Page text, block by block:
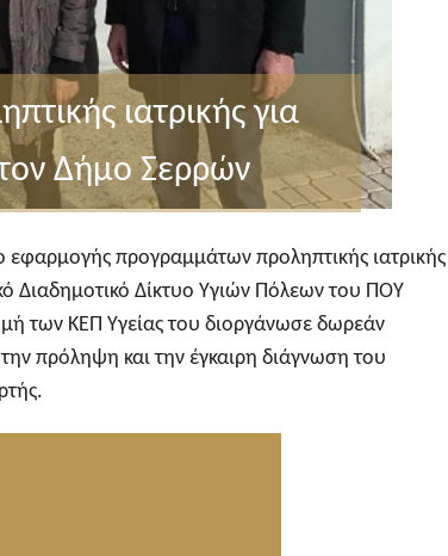
ιατρικής για
Δήμο Σερρών
εφαρμογής προγραμμάτων προληπτικής ιατρικής
Διαδημοτικό Δίκτυο Υγιών Πόλεων του ΠΟΥ
των ΚΕΠ Υγείας του διοργάνωσε δωρεάν
πρόληψη και την έγκαιρη διάγνωση του